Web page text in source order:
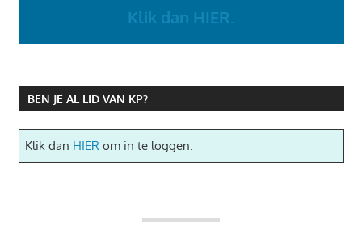
Klik dan HIER.
BEN JE AL LID VAN KP?
Klik dan HIER om in te loggen.